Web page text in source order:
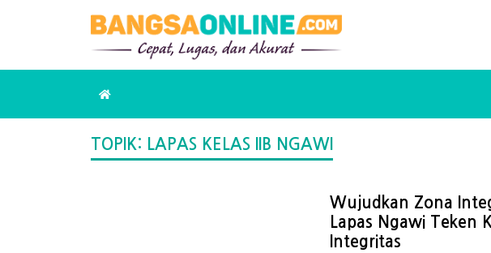
TOPIK: LAPAS KELAS IIB NGAWI
Wujudkan Zona
Lapas Ngawi Teken
Integritas